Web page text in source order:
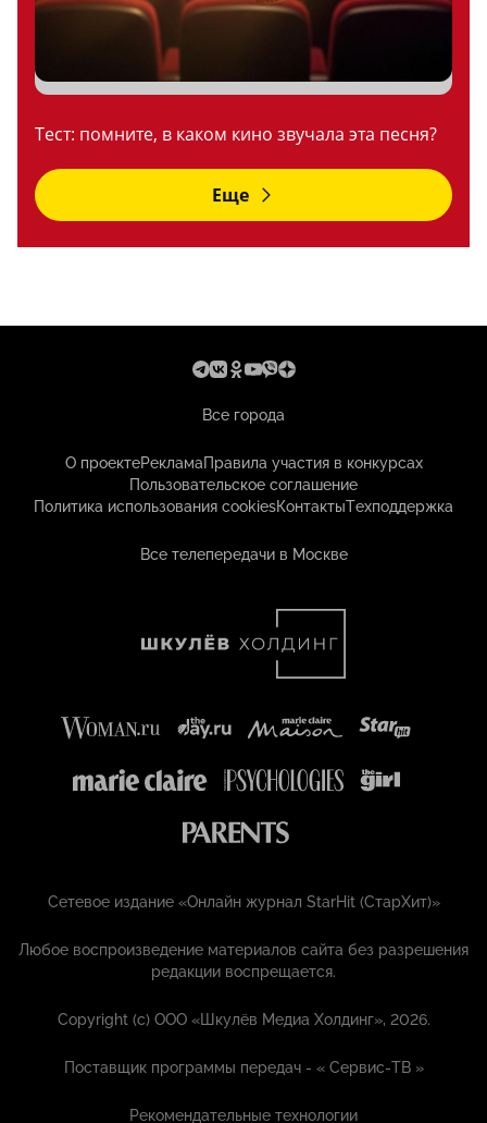
Тест: помните, в каком кино звучала эта песня?
Еще
Все города
О проектеРекламаПравила участия в конкурсах
Пользовательское соглашение
Политика использования cookiesКонтактыТехподдержка
Все телепередачи в Москве
Сетевое издание «Онлайн журнал StarHit (СтарХит)»
Любое воспроизведение материалов сайта без разрешения
редакции воспрещается.
Copyright (с) ООО «Шкулёв Медиа Холдинг», 2026.
Поставщик программы передач - «Сервис-ТВ »
Рекомендательные технологии